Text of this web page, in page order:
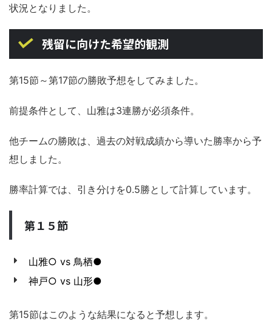
状況となりました。
残留に向けた希望的観測
第15節～第17節の勝敗予想をしてみました。
前提条件として、山雅は3連勝が必須条件。
他チームの勝敗は、過去の対戦成績から導いた勝率から予
想しました。
勝率計算では、引き分けを0.5勝として計算しています。
第１５節
山雅○ vs 鳥栖●
神戸○ vs 山形●
第15節はこのような結果になると予想します。